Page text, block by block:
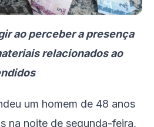
ao perceber a presença
relacionados ao
um homem de 48 anos
na noite de segunda-feira,